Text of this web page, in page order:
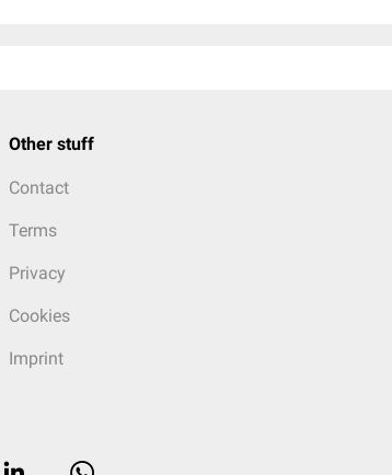
Other stuff
Contact
Terms
Privacy
Cookies
Imprint